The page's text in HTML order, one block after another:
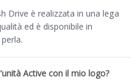
Drive è realizzata in una lega
ed è disponibile in
Active con il mio logo?